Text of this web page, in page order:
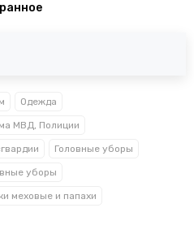
Одежда
МВД, Полиции
Головные уборы
уборы
меховые и папахи